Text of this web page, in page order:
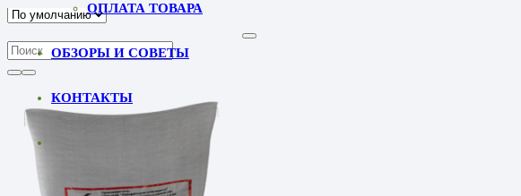
ОПЛАТА ТОВАРА
ОБЗОРЫ И СОВЕТЫ
КОНТАКТЫ